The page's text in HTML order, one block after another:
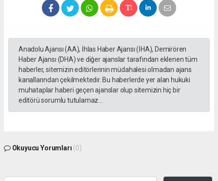
Anadolu Ajansı (AA), İhlas Haber Ajansı (İHA), Demirören
Haber Ajansı (DHA) ve diğer ajanslar tarafından eklenen tüm
haberler, sitemizin editörlerinin müdahalesi olmadan ajans
kanallarından çekilmektedir. Bu haberlerde yer alan hukuki
muhataplar haberi geçen ajanslar olup sitemizin hiç bir
editörü sorumlu tutulamaz...
Okuyucu Yorumları (0)